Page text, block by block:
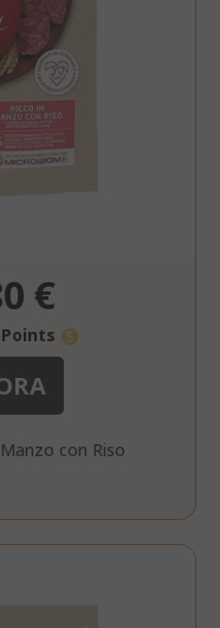
€
con Riso